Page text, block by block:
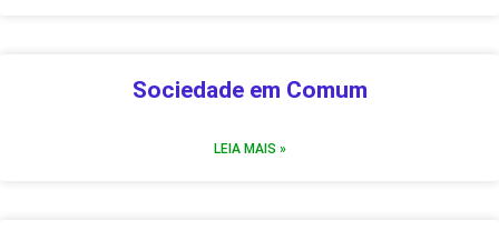
Sociedade em Comum
LEIA MAIS »